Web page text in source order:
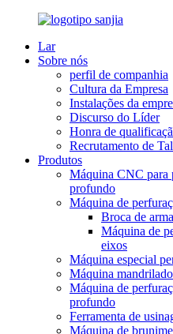
Lar
Sobre nós
perfil de companhia
Cultura da Empresa
Instalações da
Discurso do Líder
Honra de
Recrutamento de
Produtos
Máquina CNC para
profundo
Máquina de
Broca de
Máquina de
eixos
Máquina especial
Máquina
Máquina de
profundo
Ferramenta de
Máquina de